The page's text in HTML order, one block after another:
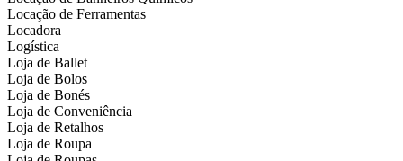
Locação de Ferramentas
Locadora
Logística
Loja de Ballet
Loja de Bolos
Loja de Bonés
Loja de Conveniência
Loja de Retalhos
Loja de Roupa